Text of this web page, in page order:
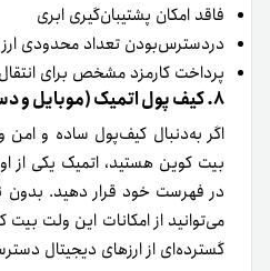
فاقد امکان پشتیبان‌گیری ابری
در‌دسترس‌بودن تعداد محدودی ارز
پرداخت کارمزد مشخص برای
۸. کیف پول اتمیک (موبایل و دسکتاپ و افزونه)
اگر به‌دنبال کیف‌پول ساده و امن
بیت‌ کوین هستید، اتمیک یکی از
در فهرست خود قرار دهید. بدون
می‌توانید از امکانات این ولت
گسترده‌ای از ارزهای دیجیتال